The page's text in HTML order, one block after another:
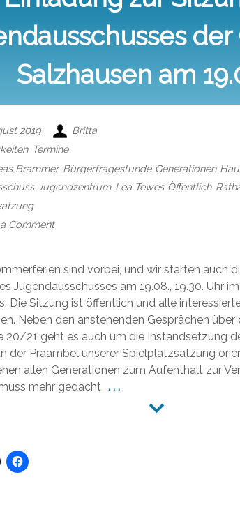
Salzhausen am
2019
Britta
Termine
Brammer Bürgerfragestunde Generationen
Jugendzentrum Lea Tewes Öffentlich
Commenton
Sitzung
des
Jugendausschusses
der
Gemeinde
Salzhausen
am
19.08.19
sind vorbei, und wir starten auch
Jugendausschusses am 19.08., 19.30. Uhr
Die Sitzung ist öffentlich und alle
Neben den anstehenden Gesprächen über
20/21 geht es auch um die Instandsetzung
der Präambel unserer Spielplatzsatzung
allen Generationen zum Aufenthalt zur
mehr gedacht . . .